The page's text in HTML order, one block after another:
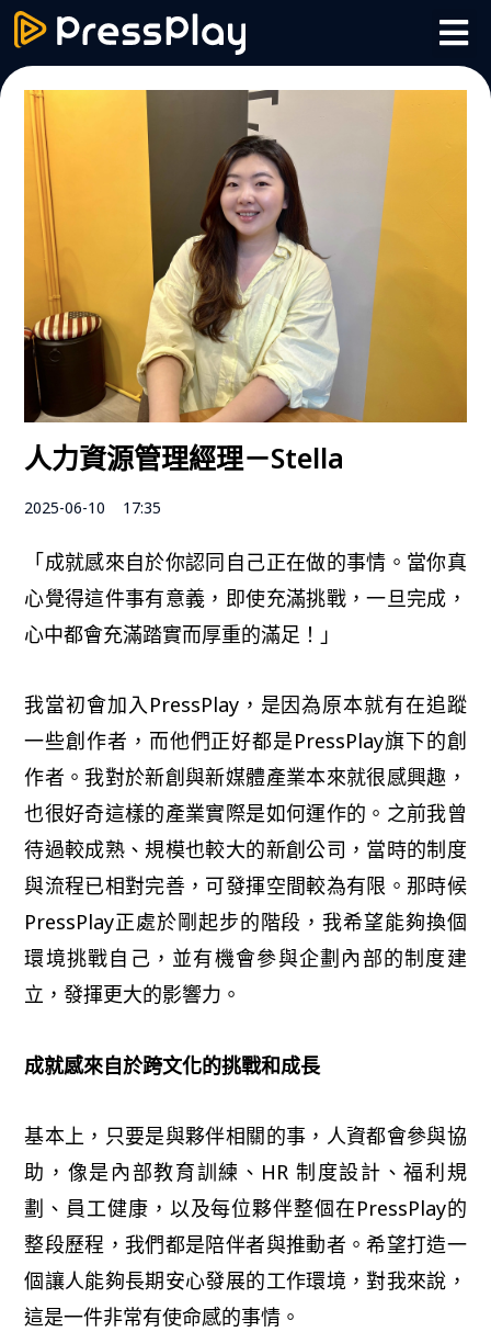
人力資源管理經理－Stella
2025-06-10 17:35
「成就感來自於你認同自己正在做的事情。當你真
心覺得這件事有意義，即使充滿挑戰，一旦完成，
心中都會充滿踏實而厚重的滿足！」
我當初會加入PressPlay，是因為原本就有在追蹤
一些創作者，而他們正好都是PressPlay旗下的創
作者。我對於新創與新媒體產業本來就很感興趣，
也很好奇這樣的產業實際是如何運作的。之前我曾
待過較成熟、規模也較大的新創公司，當時的制度
與流程已相對完善，可發揮空間較為有限。那時候
PressPlay正處於剛起步的階段，我希望能夠換個
環境挑戰自己，並有機會參與企劃內部的制度建
立，發揮更大的影響力。
成就感來自於跨文化的挑戰和成長
基本上，只要是與夥伴相關的事，人資都會參與協
助，像是內部教育訓練、HR 制度設計、福利規
劃、員工健康，以及每位夥伴整個在PressPlay的
整段歷程，我們都是陪伴者與推動者。希望打造一
個讓人能夠長期安心發展的工作環境，對我來說，
這是一件非常有使命感的事情。